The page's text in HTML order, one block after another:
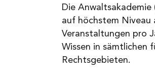
Die
auf höchstem Niveau
Veranstaltungen pro
Wissen in sämtlichen
Rechtsgebieten.